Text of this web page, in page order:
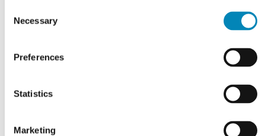
Selection
Necessary
Preferences
Statistics
Marketing
Professionel rådgivning